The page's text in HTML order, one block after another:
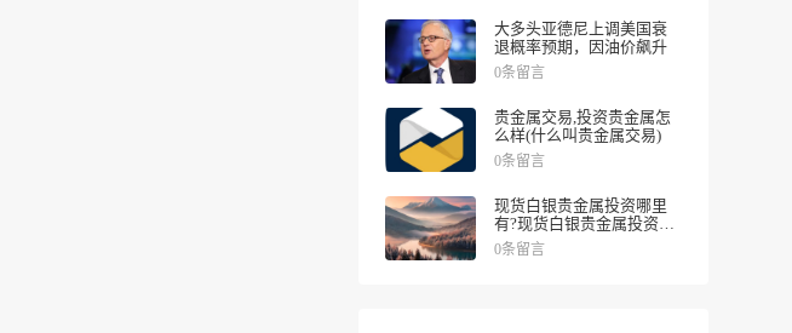
大多头亚德尼上调美国衰
退概率预期，因油价飙升
0条留言
贵金属交易,投资贵金属怎
么样(什么叫贵金属交易)
0条留言
现货白银贵金属投资哪里
有?现货白银贵金属投资被
诱导投资亏损
0条留言